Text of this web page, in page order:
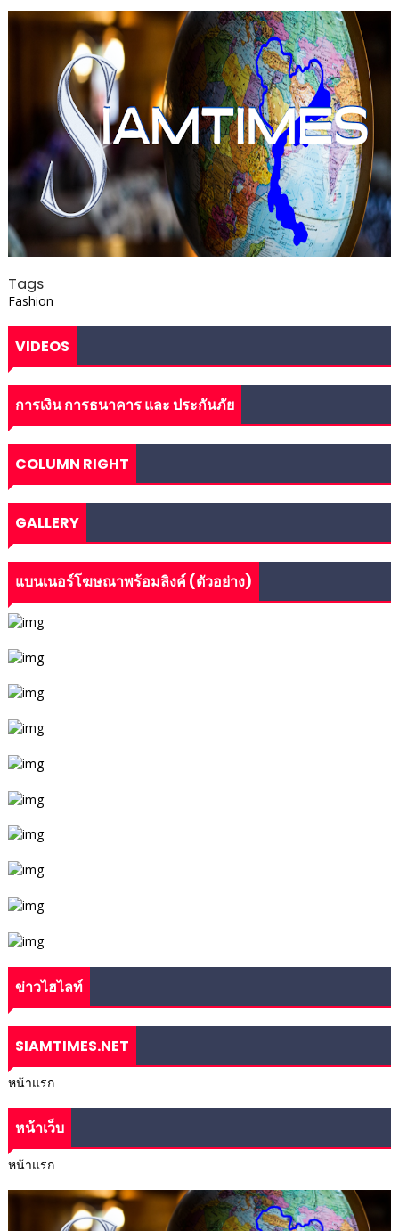
Tags
Fashion
VIDEOS
การเงิน การธนาคาร และ ประกันภัย
COLUMN RIGHT
GALLERY
แบนเนอร์โฆษณาพร้อมลิงค์ (ตัวอย่าง)
ข่าวไฮไลท์
SIAMTIMES.NET
หน้าแรก
หน้าเว็บ
หน้าแรก